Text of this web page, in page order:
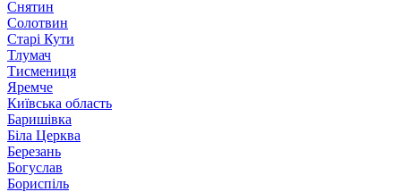
Снятин
Солотвин
Старі Кути
Тлумач
Тисмениця
Яремче
Київська область
Баришівка
Біла Церква
Березань
Богуслав
Бориспіль